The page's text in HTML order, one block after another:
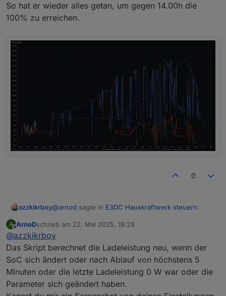
So hat er wieder alles getan, um gegen 14.00h die
100% zu erreichen.
0
azzkikrboy@arnod sagte in E3DC Hauskraftwerk steuern:
steuern:
@arnod sagte inE3DC Hauskraftwerk
steuern
OK, das habe ich mir auch so vorgestellt und
geändert (Resultat siehe unten im Bild).
Aber dann habe ich trotzdem noch eine Frage:
Alles klar, bis zum Start Regelbeginn (jetzt 11 Uhr).
Dann ändert er schön den Ladestrom um nicht in
die Begrenzung zu kommen, soweit gut.
ABER, wenn die PV-Leistung sinkt (z.B. Wolken,
A
Offline
ArnoDschrieb am 22. Mai 2025, 19:28
zuletzt editiert von
@azzkikrboy
Das Skript berechnet die Ladeleistung neu, wenn der
SoC sich ändert oder nach Ablauf von höchstens 5
Minuten oder die letzte Ladeleistung 0 W war oder die
Parameter sich geändert haben.